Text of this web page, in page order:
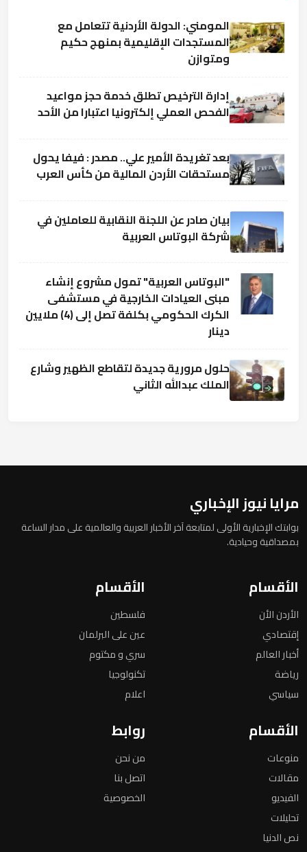
المومني: الدولة الأردنية تتعامل مع
المستجدات الإقليمية بمنهج حكيم
ومتوازن
إدارة الترخيص تطلق خدمة حجز مواعيد
الفحص العملي إلكترونيا اعتبارا من الأحد
بعد تغريدة الأمير علي.. مصدر : فيفا يحول
مستحقات الأردن المالية من كأس العرب
بيان صادر عن اللجنة النقابية للعاملين في
شركة البوتاس العربية
"البوتاس العربية" تمول مشروع إنشاء
مبنى العيادات الخارجية في مستشفى
الكرك الحكومي بكلفة تصل إلى (4) ملايين
دينار
حلول مرورية جديدة لتقاطع الظهير وشارع
الملك عبدالله الثاني
مرايا نيوز الإخباري
بوابتك الإخبارية الأولى لمتابعة آخر الأخبار العربية والعالمية على مدار الساعة
بمصداقية وحيادية.
الأقسام
الأردن الأن
إقتصادي
أخبار العالم
رياضة
سياسي
الأقسام
فلسطين
عين على البرلمان
سري و مكتوم
تكنولوجيا
اعلام
الأقسام
منوعات
مقالات
الفيديو
تحليلات
نص الدنيا
روابط
من نحن
اتصل بنا
الخصوصية